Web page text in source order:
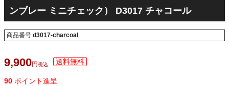
ンブレー ミニチェック） D3017 チャコール
商品番号 d3017-charcoal
9,900 税込
90 ポイント進呈